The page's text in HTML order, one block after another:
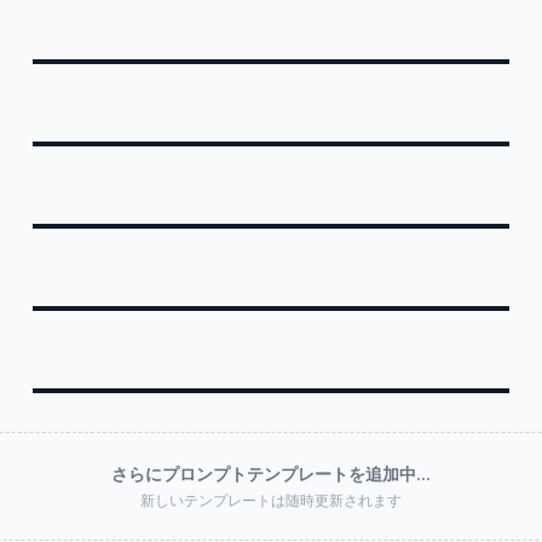
さらにプロンプトテンプレートを追加中...
新しいテンプレートは随時更新されます